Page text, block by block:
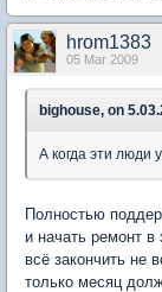
hrom1383
05 Mar 2009
bighouse, on
А когда эти люди
Полностью
и начать ремонт в
всё закончить не
только месяц